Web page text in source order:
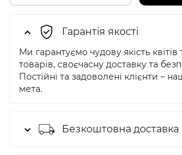
Гарантія якості
Ми гарантуємо чудову якість квітів
товарів, своєчасну доставку та
Постійні та задоволені клієнти –
мета.
Безкоштовна